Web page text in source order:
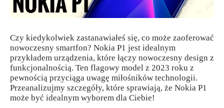
Czy kiedykolwiek zastanawiałeś się, co może zaoferować
nowoczesny smartfon? Nokia P1 jest idealnym
przykładem urządzenia, które łączy nowoczesny design z
funkcjonalnością. Ten flagowy model z 2023 roku z
pewnością przyciąga uwagę miłośników technologii.
Przeanalizujmy szczegóły, które sprawiają, że Nokia P1
może być idealnym wyborem dla Ciebie!